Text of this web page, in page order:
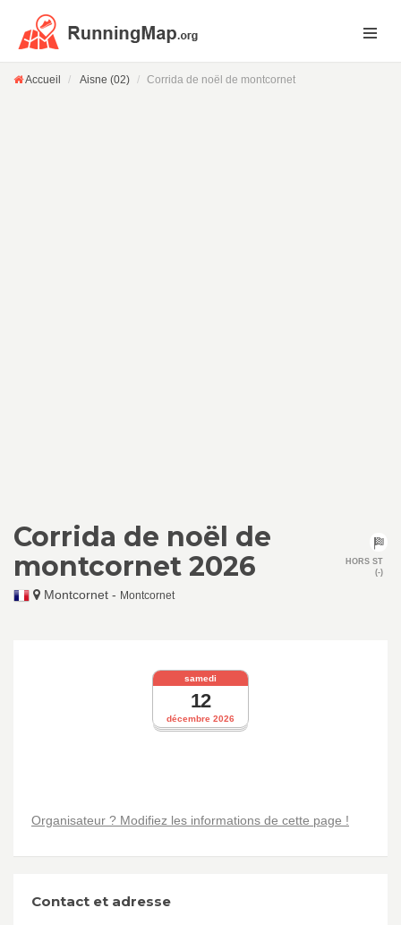
Accueil Aisne (02) Corrida de noël de montcornet
Corrida de noël de
montcornet 2026
Montcornet - Montcornet
HORS ST
(-)
décembre 2026
samedi
12
Organisateur ? Modifiez les informations de cette page !
Contact et adresse